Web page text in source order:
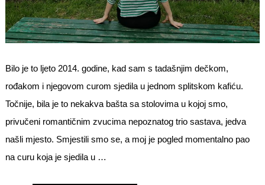
Bilo je to ljeto 2014. godine, kad sam s tadašnjim dečkom,
rođakom i njegovom curom sjedila u jednom splitskom kafiću.
Točnije, bila je to nekakva bašta sa stolovima u kojoj smo,
privučeni romantičnim zvucima nepoznatog trio sastava, jedva
našli mjesto. Smjestili smo se, a moj je pogled momentalno pao
na curu koja je sjedila u …